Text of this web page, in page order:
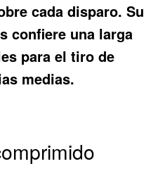
cada disparo. Su
confiere una larga
para el tiro de
medias.